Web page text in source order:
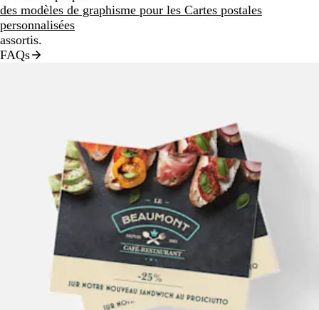
des modèles de graphisme pour les Cartes postales
personnalisées
assortis.
FAQs